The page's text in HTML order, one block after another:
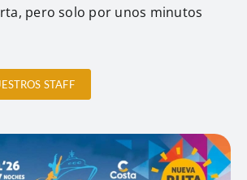
pero solo por unos minutos
STAFF